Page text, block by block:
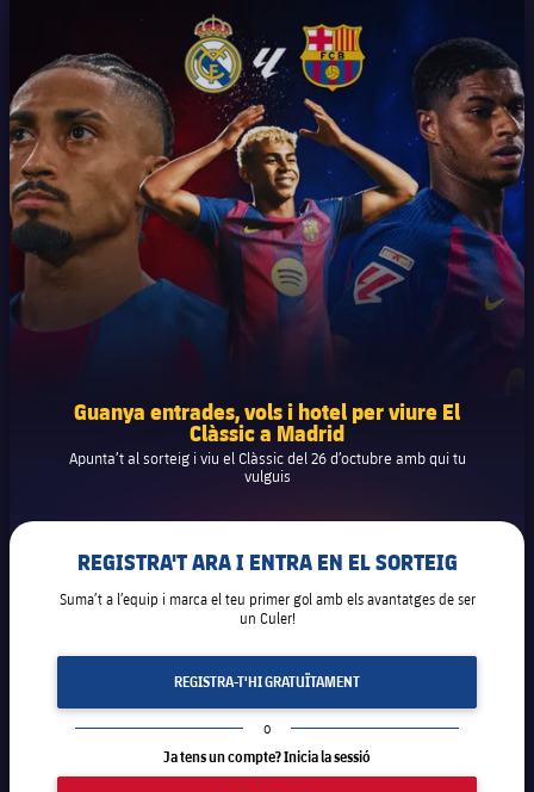
Guanya entrades, vols i hotel per viure El
Clàssic a Madrid
Apunta’t al sorteig i viu el Clàssic del 26 d’octubre amb qui tu
vulguis
REGISTRA'T ARA I ENTRA EN EL SORTEIG
Suma’t a l’equip i marca el teu primer gol amb els avantatges de ser
un Culer!
REGISTRA-T'HI GRATUÏTAMENT
o
Ja tens un compte? Inicia la sessió